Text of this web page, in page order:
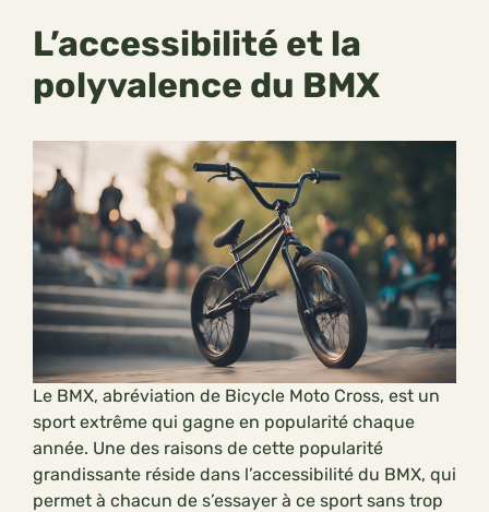
L’accessibilité et la
polyvalence du BMX
Le BMX, abréviation de Bicycle Moto Cross, est un
sport extrême qui gagne en popularité chaque
année. Une des raisons de cette popularité
grandissante réside dans l’accessibilité du BMX, qui
permet à chacun de s’essayer à ce sport sans trop